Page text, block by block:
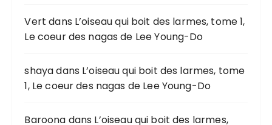
rVert dans L’oiseau qui boit des larmes, tome 1,
Le coeur des nagas de Lee Young-Do
shayadans L’oiseau qui boit des larmes, tome
1, Le coeur des nagas de Lee Young-Do
Baroona dans L’oiseau qui boit des larmes,